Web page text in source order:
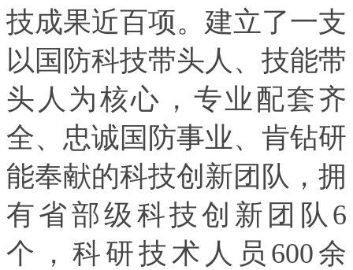
技成果近百项。建立了一支
以国防科技带头人、技能带
头人为核心，专业配套齐
全、忠诚国防事业、肯钻研
能奉献的科技创新团队，拥
有省部级科技创新团队6
个，科研技术人员600余